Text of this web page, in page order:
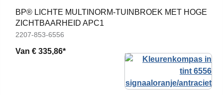
BP® LICHTE MULTINORM-TUINBROEK MET HOGE
ZICHTBAARHEID APC1
2207-853-6556
Van € 335,86*